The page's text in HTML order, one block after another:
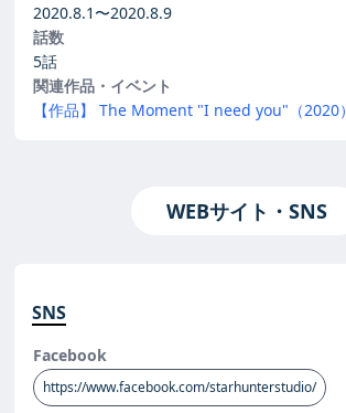
2020.8.1〜2020.8.9
話数
5話
関連作品・イベント
【作品】 The Moment "I need you"（2020）
WEBサイト・SNS
SNS
Facebook
https://www.facebook.com/starhunterstudio/